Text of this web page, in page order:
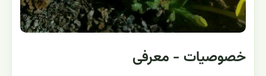
خصوصیات - معرفی